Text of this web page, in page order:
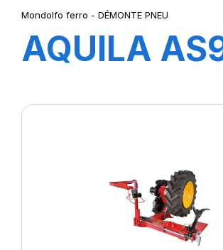
Mondolfo ferro - DÉMONTE PNEU
AQUILA